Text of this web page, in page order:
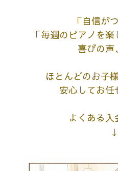
「自信が
「毎週のピアノを
喜びの声
ほとんどのお子
安心してお任
よくある
↓